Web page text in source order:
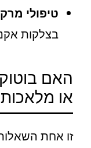
טיפולי
בצלקות
האם
או
זו אחת